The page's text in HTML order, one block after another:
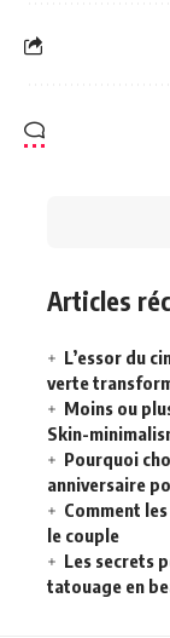
Articles
L’essor du
verte
Moins ou
Skin-
Pourquoi
anniversaire
Comment
le couple
Les secrets
tatouage en